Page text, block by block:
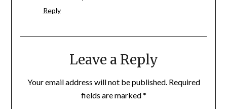
Reply
Leave a Reply
Your email address will not be published.Required
fields are marked*